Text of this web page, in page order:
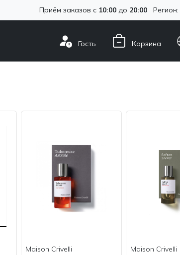
Приём заказов с 10:00 до 20:00 Регион:
Гость Корзина
Maison Crivelli
Maison Crivelli